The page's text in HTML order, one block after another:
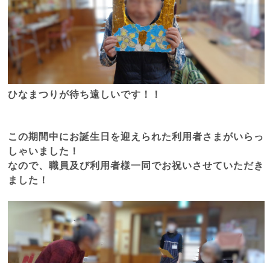
ひなまつりが待ち遠しいです！！
この期間中にお誕生日を迎えられた利用者さまがいらっ
しゃいました！
なので、職員及び利用者様一同でお祝いさせていただき
ました！